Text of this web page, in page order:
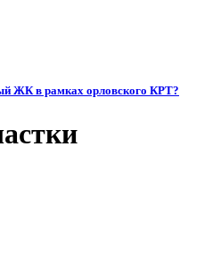
ЖК в рамках орловского КРТ?